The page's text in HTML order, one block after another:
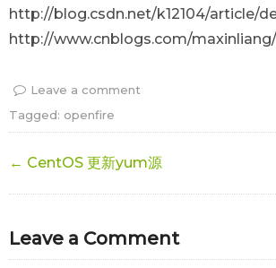
http://blog.csdn.net/k12104/article/
http://www.cnblogs.com/
Leave a comment
Tagged: openfire
← CentOS 更新yum源
Leave a Comment